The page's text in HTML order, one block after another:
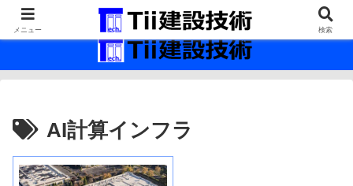
最新の建設技術の情報インフラ。
AI計算インフラ
メニュー 検索